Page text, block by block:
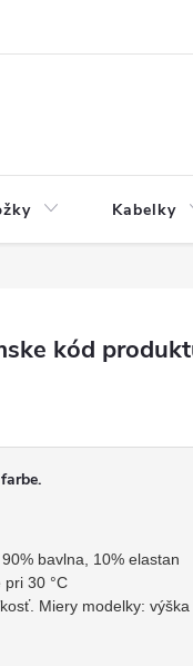
Kabelky
kód
bavlna, 10% elastan
30 °C
Miery modelky: